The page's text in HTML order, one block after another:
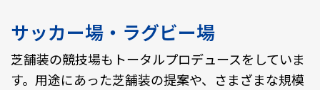
サッカー場・ラグビー場
芝舗装の競技場もトータルプロデュースをしていま
す。用途にあった芝舗装の提案や、さまざまな規模